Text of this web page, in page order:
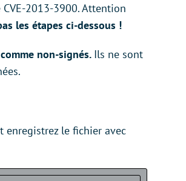
2013-3900. Attention
les étapes ci-dessous !
comme non-signés. Ils ne sont
enregistrez le fichier avec